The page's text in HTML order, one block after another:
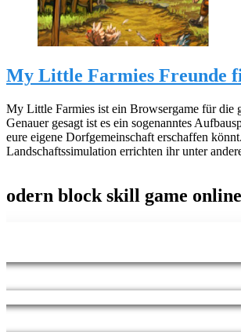
My Little Farmies Freunde
My Little Farmies ist ein Browsergame für die
Genauer gesagt ist es ein sogenanntes
eure eigene Dorfgemeinschaft erschaffen
Landschaftssimulation errichten ihr unter